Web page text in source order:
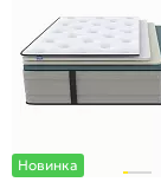
Новинка